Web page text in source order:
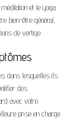
et le yoga
bien-être général,
de vertige.
dans lesquelles ils
des
avec votre
prise en charge